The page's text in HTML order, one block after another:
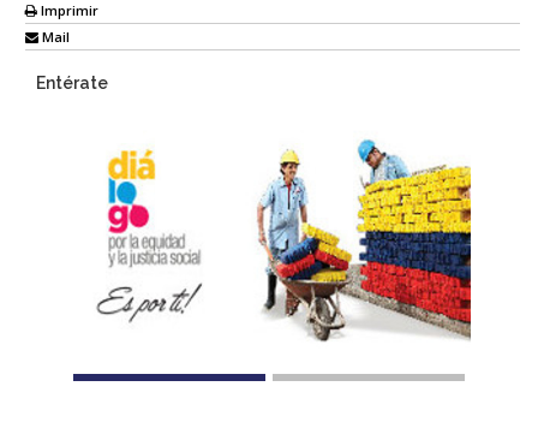
Imprimir
Mail
Entérate